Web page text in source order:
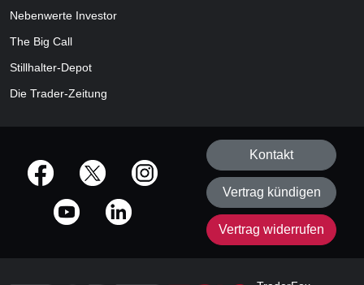
Nebenwerte Investor
The Big Call
Stillhalter-Depot
Die Trader-Zeitung
offizielle Social Media-Accounts
Kontakt
Vertrag kündigen
Vertrag widerrufen